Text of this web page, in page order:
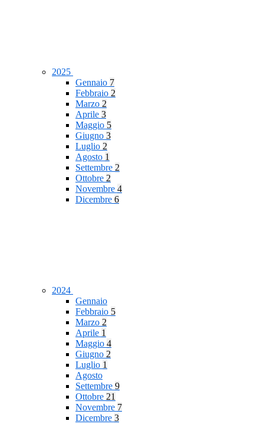
2025
Gennaio 7
Febbraio 2
Marzo 2
Aprile 3
Maggio 5
Giugno 3
Luglio 2
Agosto 1
Settembre 2
Ottobre 2
Novembre 4
Dicembre 6
2024
Gennaio
Febbraio 5
Marzo 2
Aprile 1
Maggio 4
Giugno 2
Luglio 1
Agosto
Settembre 9
Ottobre 21
Novembre 7
Dicembre 3